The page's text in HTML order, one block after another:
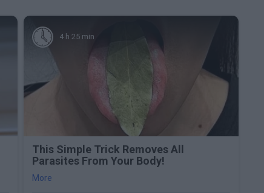
4 h 25 min
This Simple Trick Removes All
Parasites From Your Body!
More